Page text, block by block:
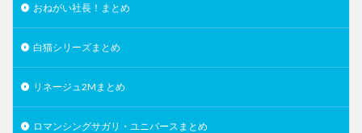
おねがい社長！まとめ
白猫シリーズまとめ
リネージュ2Mまとめ
ロマンシングサガリ・ユニバースまとめ